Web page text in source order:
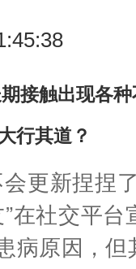
接触出现各
行其道？
更新捏捏
在社交平
病原因，